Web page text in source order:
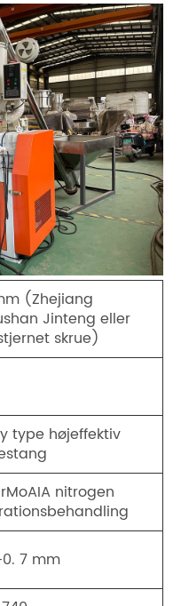
(Zhejiang
Jinteng eller
skrue)
type højeffektiv
nitrogen
7 mm